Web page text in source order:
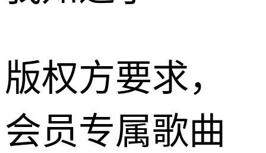
版权方要求，
会员专属歌曲